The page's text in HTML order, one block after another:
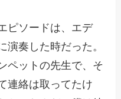
ピソードは、エデ
演奏した時だった。
ペットの先生で、そ
連絡は取ってたけ